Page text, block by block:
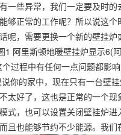
些异常，我们一定要及时的
够正常的工作呢？所以说这个
呢，需要更换一个新的壁挂炉
阿里斯顿地暖壁挂炉显示6(
程中有任何一点问题都影
的家中，现在只有一台壁
太好了，这也是正常的一个现
式，也可以设置关闭壁挂炉进
且也能够节约不少能源。我们